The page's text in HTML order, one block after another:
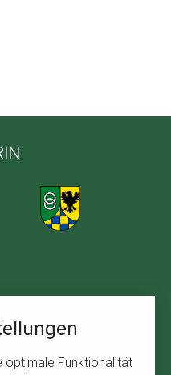
optimale Funktionalität